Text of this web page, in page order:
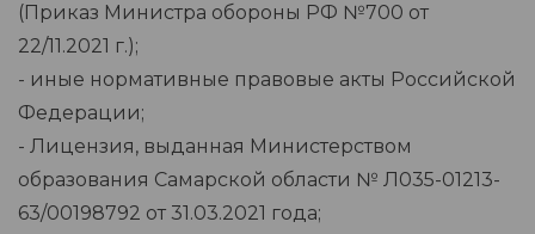
(Приказ Министра обороны РФ №700 от
22/11.2021 г.);
- иные нормативные правовые акты Российской
Федерации;
- Лицензия, выданная Министерством
образования Самарской области № Л035-01213-
63/00198792 от 31.03.2021 года;